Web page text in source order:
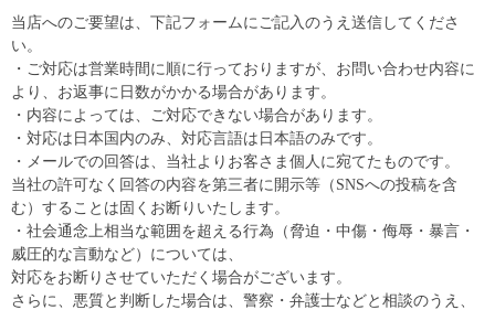
当店へのご要望は、下記フォームにご記入のうえ送信してくださ
い。
・ご対応は営業時間に順に行っておりますが、お問い合わせ内容に
より、お返事に日数がかかる場合があります。
・内容によっては、ご対応できない場合があります。
・対応は日本国内のみ、対応言語は日本語のみです。
・メールでの回答は、当社よりお客さま個人に宛てたものです。
当社の許可なく回答の内容を第三者に開示等（SNSへの投稿を含
む）することは固くお断りいたします。
・社会通念上相当な範囲を超える行為（脅迫・中傷・侮辱・暴言・
威圧的な言動など）については、
対応をお断りさせていただく場合がございます。
さらに、悪質と判断した場合は、警察・弁護士などと相談のうえ、